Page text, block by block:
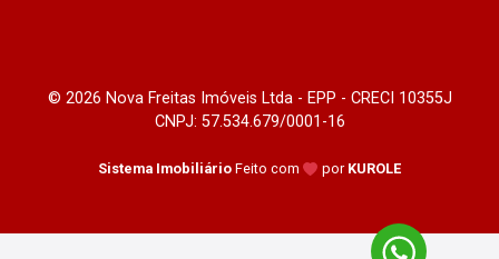
© 2026 Nova Freitas Imóveis Ltda - EPP - CRECI 10355J
CNPJ: 57.534.679/0001-16
Sistema Imobiliário Feito com por KUROLE